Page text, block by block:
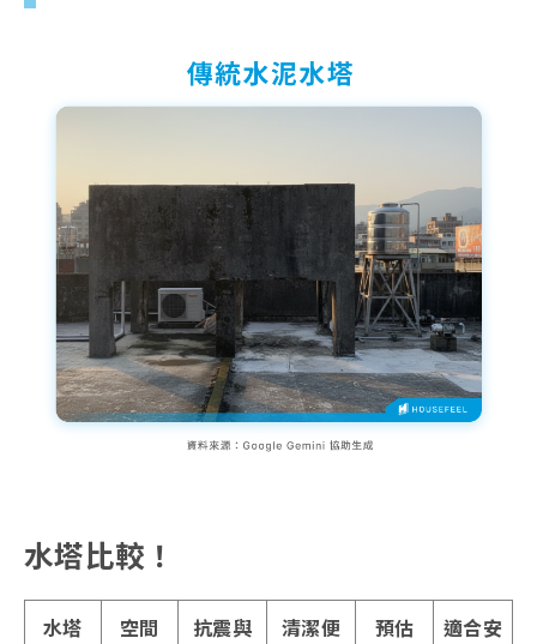
水塔比較！
水塔
空間
抗震與
清潔便
預估
適合安